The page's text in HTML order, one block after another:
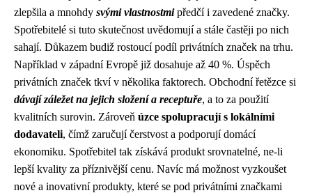
zlepšila a mnohdy svými vlastnostmipředčí i zavedené značky.
Spotřebitelé si tuto skutečnost uvědomují a stále častěji po nich
sahají. Důkazem budiž rostoucí podíl privátních značek na trhu.
Například v západní Evropě již dosahuje až 40 %. Úspěch
privátních značek tkví v několika faktorech. Obchodní řetězce si
dávají záležet na jejich složení a receptuře, a to za použití
kvalitních surovin. Zároveň úzce spolupracují s lokálními
dodavateli, čímž zaručují čerstvost a podporují domácí
ekonomiku. Spotřebitel tak získává produkt srovnatelné, ne-li
lepší kvality za příznivější cenu. Navíc má možnost vyzkoušet
nové a inovativní produkty, které se pod privátními značkami